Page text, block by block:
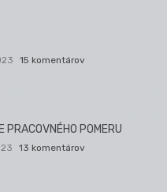
15 komentárov
PRACOVNÉHO POMERU
13 komentárov